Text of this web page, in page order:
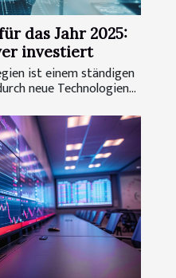
das Jahr 2025:
investiert
ist einem ständigen
neue Technologien...